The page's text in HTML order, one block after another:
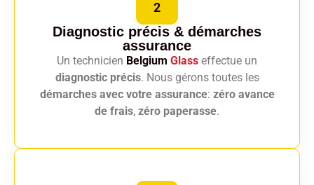
2
Diagnostic précis & démarches
assurance
Un technicien Belgium Glass effectue un
diagnostic précis. Nous gérons toutes les
démarches avec votre assurance: zéro avance
de frais, zéro paperasse.